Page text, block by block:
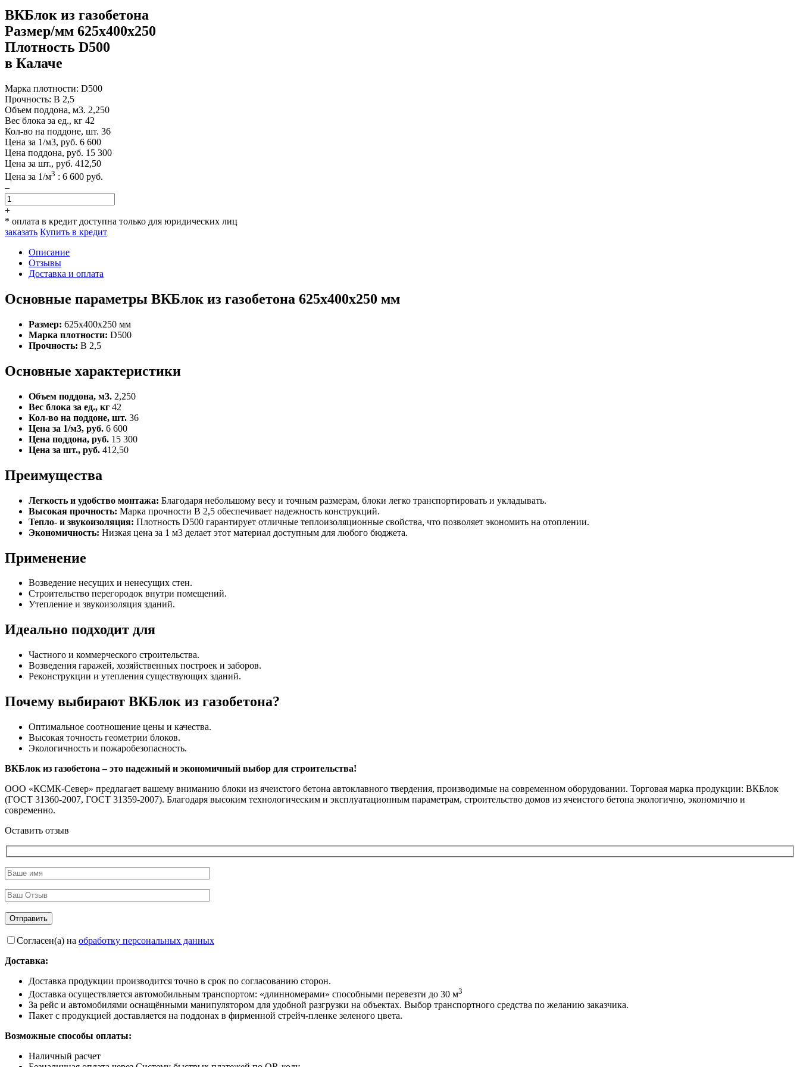
ВКБлок из газобетона
Размер/мм 625x400x250
Плотность D500
в Калаче
Марка плотности: D500
Прочность: B 2,5
Объем поддона, м3. 2,250
Вес блока за ед., кг 42
Кол-во на поддоне, шт. 36
Цена за 1/м3, руб. 6 600
Цена поддона, руб. 15 300
Цена за шт., руб. 412,50
Цена за 1/м3 : 6 600 руб.
–
+
* оплата в кредит доступна только для юридических лиц
заказать Купить в кредит
Описание
Отзывы
Доставка и оплата
Основные параметры ВКБлок из газобетона 625x400x250 мм
Размер: 625x400x250 мм
Марка плотности: D500
Прочность: B 2,5
Основные характеристики
Объем поддона, м3. 2,250
Вес блока за ед., кг 42
Кол-во на поддоне, шт. 36
Цена за 1/м3, руб. 6 600
Цена поддона, руб. 15 300
Цена за шт., руб. 412,50
Преимущества
Легкость и удобство монтажа: Благодаря небольшому весу и точным размерам, блоки легко транспортировать и укладывать.
Высокая прочность: Марка прочности B 2,5 обеспечивает надежность конструкций.
Тепло- и звукоизоляция: Плотность D500 гарантирует отличные теплоизоляционные свойства, что позволяет экономить на отоплении.
Экономичность: Низкая цена за 1 м3 делает этот материал доступным для любого бюджета.
Применение
Возведение несущих и ненесущих стен.
Строительство перегородок внутри помещений.
Утепление и звукоизоляция зданий.
Идеально подходит для
Частного и коммерческого строительства.
Возведения гаражей, хозяйственных построек и заборов.
Реконструкции и утепления существующих зданий.
Почему выбирают ВКБлок из газобетона?
Оптимальное соотношение цены и качества.
Высокая точность геометрии блоков.
Экологичность и пожаробезопасность.
ВКБлок из газобетона – это надежный и экономичный выбор для строительства!
ООО «КСМК-Север» предлагает вашему вниманию блоки из ячеистого бетона автоклавного твердения, производимые на современном оборудовании. Торговая марка продукции: ВКБлок
(ГОСТ 31360-2007, ГОСТ 31359-2007). Благодаря высоким технологическим и эксплуатационным параметрам, строительство домов из ячеистого бетона экологично, экономично и
современно.
Оставить отзыв
Согласен(а) на обработку персональных данных
Доставка:
Доставка продукции производится точно в срок по согласованию сторон.
Доставка осуществляется автомобильным транспортом: «длинномерами» способными перевезти до 30 м3
За рейс и автомобилями оснащёнными манипулятором для удобной разгрузки на объектах. Выбор транспортного средства по желанию заказчика.
Пакет с продукцией доставляется на поддонах в фирменной стрейч-пленке зеленого цвета.
Возможные способы оплаты:
Наличный расчет